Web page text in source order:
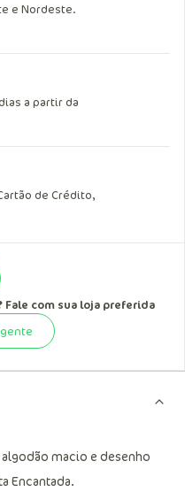
e Nordeste.
a partir da
de Crédito,
Fale com sua loja preferida
macio e desenho
Encantada.